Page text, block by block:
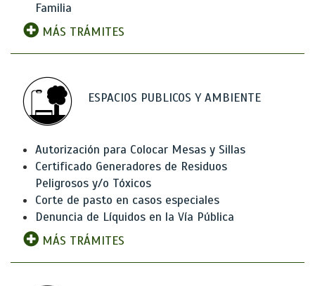
Familia
MÁS TRÁMITES
ESPACIOS PUBLICOS Y AMBIENTE
Autorización para Colocar Mesas y Sillas
Certificado Generadores de Residuos
Peligrosos y/o Tóxicos
Corte de pasto en casos especiales
Denuncia de Líquidos en la Vía Pública
MÁS TRÁMITES